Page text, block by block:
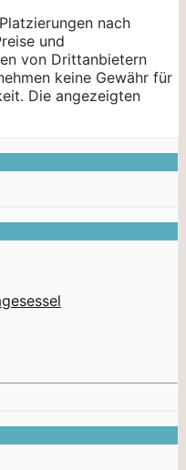
nach
und
von Drittanbietern
keine Gewähr für
Die angezeigten